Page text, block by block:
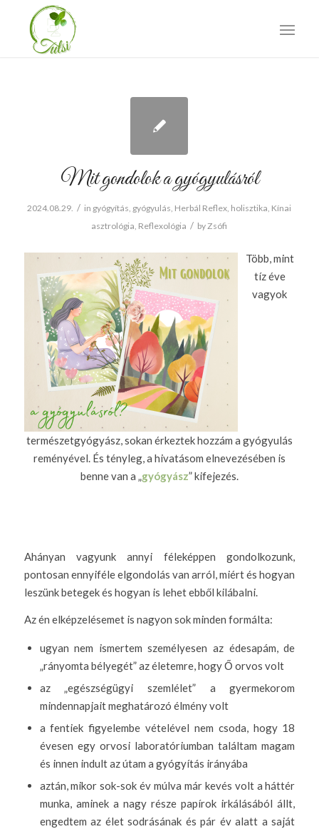
Mit gondolok a gyógyulásról
2024.08.29. / in gyógyítás, gyógyulás, Herbál Reflex, holisztika, Kínai
asztrológia, Reflexológia / byZsófi
Több, mint
tíz éve
vagyok
természetgyógyász, sokan érkeztek hozzám a gyógyulás
reményével. És tényleg, a hivatásom elnevezésében is
benne van a „gyógyász” kifejezés.
Ahányan vagyunk annyi féleképpen gondolkozunk,
pontosan ennyiféle elgondolás van arról, miért és hogyan
leszünk betegek és hogyan is lehet ebből kilábalni.
Az én elképzelésemet is nagyon sok minden formálta:
ugyan nem ismertem személyesen az édesapám, de
„rányomta bélyegét” az életemre, hogy Ő orvos volt
az „egészségügyi szemlélet” a gyermekorom
mindennapjait meghatározó élmény volt
a fentiek figyelembe vételével nem csoda, hogy 18
évesen egy orvosi laboratóriumban találtam magam
és innen indult az útam a gyógyítás irányába
aztán, mikor sok-sok év múlva már kevés volt a háttér
munka, aminek a nagy része papírok irkálásából állt,
engedtem az élet sodrásának és pár év alatt a saját